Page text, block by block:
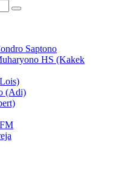
Saptono
HS (Kakek
(Adi)